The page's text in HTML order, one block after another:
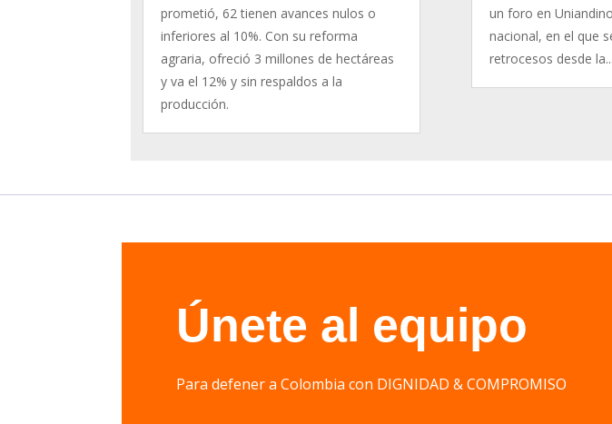
prometió, 62 tienen avances nulos o
inferiores al 10%. Con su reforma
agraria, ofreció 3 millones de hectáreas
y va el 12% y sin respaldos a la
producción.
un foro en
nacional, en el que
retrocesos desde la...
Únete al equipo
Para defener a Colombia con DIGNIDAD & COMPROMISO